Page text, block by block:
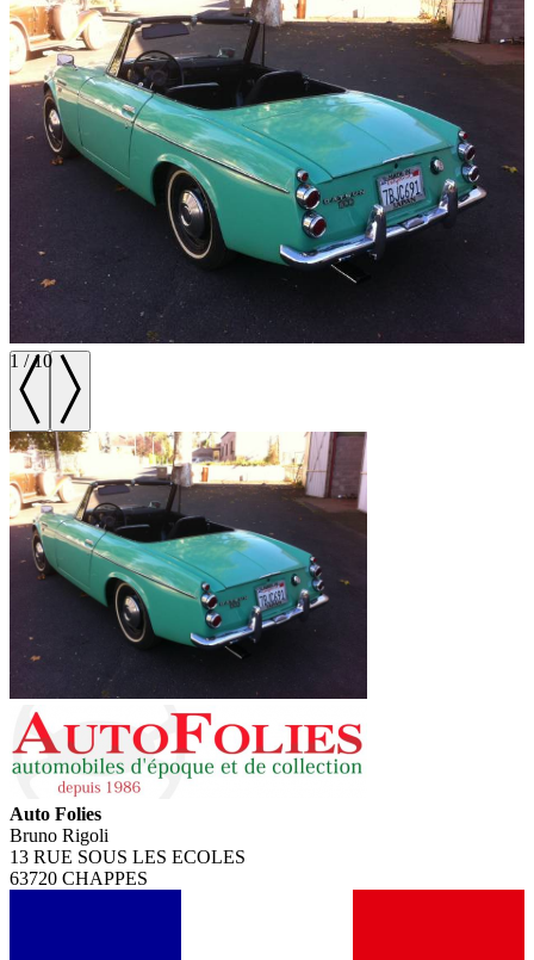
1 /10
Auto Folies
Bruno Rigoli
13 RUE SOUS LES ECOLES
63720 CHAPPES